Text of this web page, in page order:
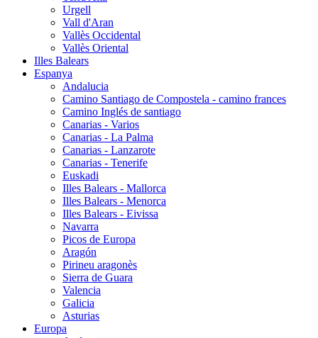
Urgell
Vall d'Aran
Vallès Occidental
Vallès Oriental
Illes Balears
Espanya
Andalucia
Camino Santiago de Compostela - camino frances
Camino Inglés de santiago
Canarias - Varios
Canarias - La Palma
Canarias - Lanzarote
Canarias - Tenerife
Euskadi
Illes Balears - Mallorca
Illes Balears - Menorca
Illes Balears - Eivissa
Navarra
Picos de Europa
Aragón
Pirineu aragonès
Sierra de Guara
Valencia
Galicia
Asturias
Europa